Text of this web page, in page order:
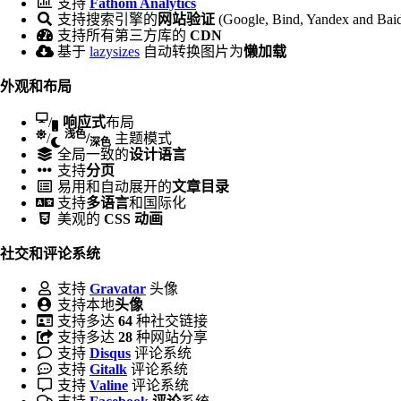
支持 Fathom Analytics
支持搜索引擎的 网站验证 (Google, Bind, Yandex and
支持所有第三方库的 CDN
基于 lazysizes 自动转换图片为懒加载
外观和布局
/ 响应式布局
/
浅色/深色 主题模式
全局一致的设计语言
支持分页
易用和自动展开的文章目录
支持多语言和国际化
美观的 CSS 动画
社交和评论系统
支持 Gravatar 头像
支持本地头像
支持多达 64 种社交链接
支持多达 28 种网站分享
支持 Disqus 评论系统
支持 Gitalk 评论系统
支持 Valine 评论系统